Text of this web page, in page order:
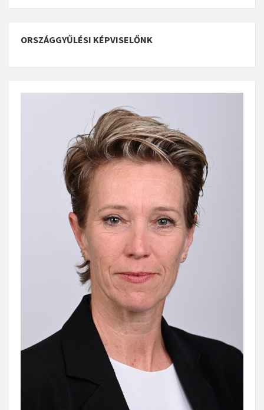
ORSZÁGGYŰLÉSI KÉPVISELŐNK